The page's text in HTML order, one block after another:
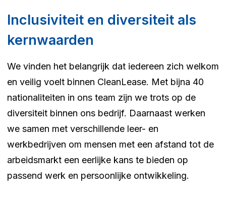
Inclusiviteit en diversiteit als
kernwaarden
We vinden het belangrijk dat iedereen zich welkom
en veilig voelt binnen CleanLease. Met bijna 40
nationaliteiten in ons team zijn we trots op de
diversiteit binnen ons bedrijf. Daarnaast werken
we samen met verschillende leer- en
werkbedrijven om mensen met een afstand tot de
arbeidsmarkt een eerlijke kans te bieden op
passend werk en persoonlijke ontwikkeling.